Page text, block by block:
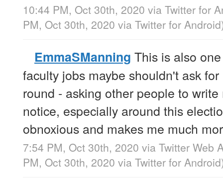
10:44 PM, Oct 30th, 2020 via Twitter for
PM, Oct 30th, 2020 via Twitter for Android
EmmaSManning This is also
faculty jobs maybe shouldn't ask
round - asking other people to
notice, especially around this
obnoxious and makes me much
7:54 PM, Oct 30th, 2020 via Twitter Web
PM, Oct 30th, 2020 via Twitter for Android